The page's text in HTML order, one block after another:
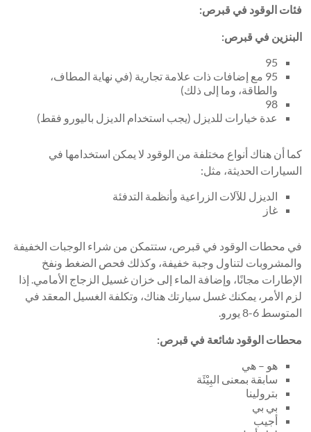
فئات الوقود في قبرص:
البنزين في قبرص:
95
95 مع إضافات ذات علامة تجارية (في نهاية المطاف،
والطاقة، وما إلى ذلك)
98
عدة خيارات للديزل (يجب استخدام الديزل باليورو فقط)
كما أن هناك أنواع مختلفة من الوقود لا يمكن استخدامها في
السيارات الحديثة، مثل:
الديزل للآلات الزراعية وأنظمة التدفئة
غاز
في محطات الوقود في قبرص، ستتمكن من شراء الوجبات الخفيفة
والمشروبات لتناول وجبة خفيفة، وكذلك فحص الضغط ونفخ
الإطارات مجانًا، وإضافة الماء إلى خزان غسيل الزجاج الأمامي. إذا
لزم الأمر، يمكنك غسل سيارتك هناك، وتكلفة الغسيل المعقد في
المتوسط ​​6-8 يورو.
محطات الوقود شائعة في قبرص:
هو – هي
سابقة بمعنى البِيْئَة
بترولينا
بي بي
أجيب